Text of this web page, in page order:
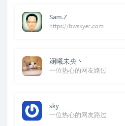
Sam.Z
https://bwskyer.com
斓曦未央丶
一位热心的网友路过
sky
一位热心的网友路过